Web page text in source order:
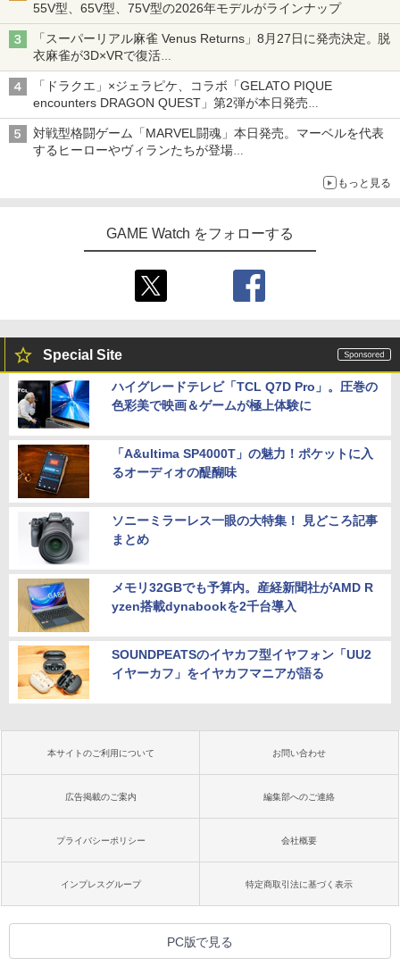
55V型、65V型、75V型の2026年モデルがラインナップ
「スーパーリアル麻雀 Venus Returns」8月27日に発売決定。脱
衣麻雀が3D×VRで復活
発売から2週間は20%オフになるセールが実施
「ドラクエ」×ジェラピケ、コラボ「GELATO PIQUE
encounters DRAGON QUEST」第2弾が本日発売
アイスカップに入ったスライムやわたぼう、ベビーサタンなどが
オリジナルアートで登場
対戦型格闘ゲーム「MARVEL闘魂」本日発売。マーベルを代表
するヒーローやヴィランたちが登場
もっと見る
GAME Watch をフォローする
Special Site
ハイグレードテレビ「TCL Q7D Pro」。圧巻の
色彩美で映画＆ゲームが極上体験に
「A&ultima SP4000T」の魅力！ポケットに入
るオーディオの醍醐味
ソニーミラーレス一眼の大特集！ 見どころ記事
まとめ
メモリ32GBでも予算内。産経新聞社がAMD R
yzen搭載dynabookを2千台導入
SOUNDPEATSのイヤカフ型イヤフォン「UU2
イヤーカフ」をイヤカフマニアが語る
本サイトのご利用について お問い合わせ
広告掲載のご案内 編集部へのご連絡
プライバシーポリシー 会社概要
インプレスグループ 特定商取引法に基づく表示
PC版で見る